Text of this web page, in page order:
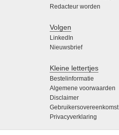
Redacteur worden
Volgen
LinkedIn
Nieuwsbrief
Kleine lettertjes
Bestelinformatie
Algemene voorwaarden
Disclaimer
Gebruikersovereenkomst
Privacyverklaring